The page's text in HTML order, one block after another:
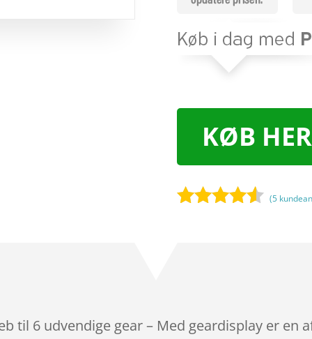
KØB HER
mmelser
(5
til 6 udvendige gear – Med geardisplay er